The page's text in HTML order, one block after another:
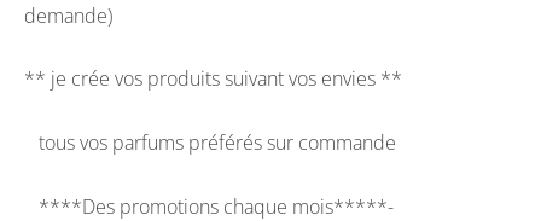
demande)
** je crée vos produits suivant vos envies **
tous vos parfums préférés sur commande
****Des promotions chaque mois*****-